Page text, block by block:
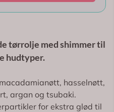
tørrolje med shimmer til
hudtyper.
hasselnøtt,
argan og tsubaki.
for ekstra glød til